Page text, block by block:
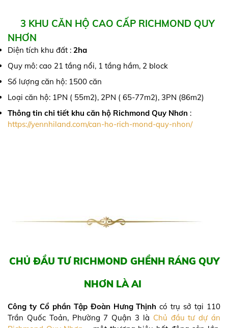
3 KHU CĂN HỘ CAO CẤP RICHMOND QUY
Diện tích khu đất : 2ha
Quy mô: cao 21 tầng nổi, 1 tầng hầm, 2 block